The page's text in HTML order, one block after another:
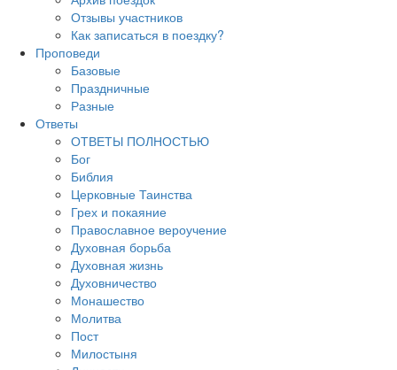
Отзывы участников
Как записаться в поездку?
Проповеди
Базовые
Праздничные
Разные
Ответы
ОТВЕТЫ ПОЛНОСТЬЮ
Бог
Библия
Церковные Таинства
Грех и покаяние
Православное вероучение
Духовная борьба
Духовная жизнь
Духовничество
Монашество
Молитва
Пост
Милостыня